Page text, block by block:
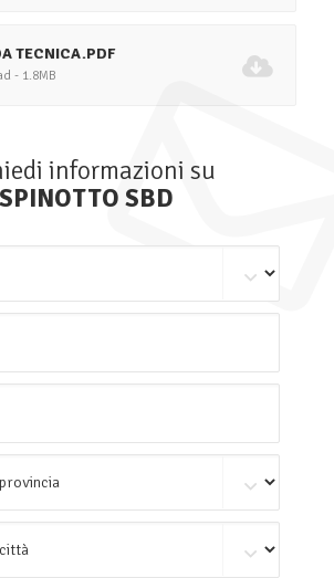
TECNICA.PDF
- 1.8MB
informazioni su
SPINOTTO SBD